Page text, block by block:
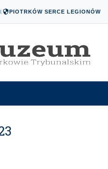
| PIOTRKÓW SERCE LEGIONÓW